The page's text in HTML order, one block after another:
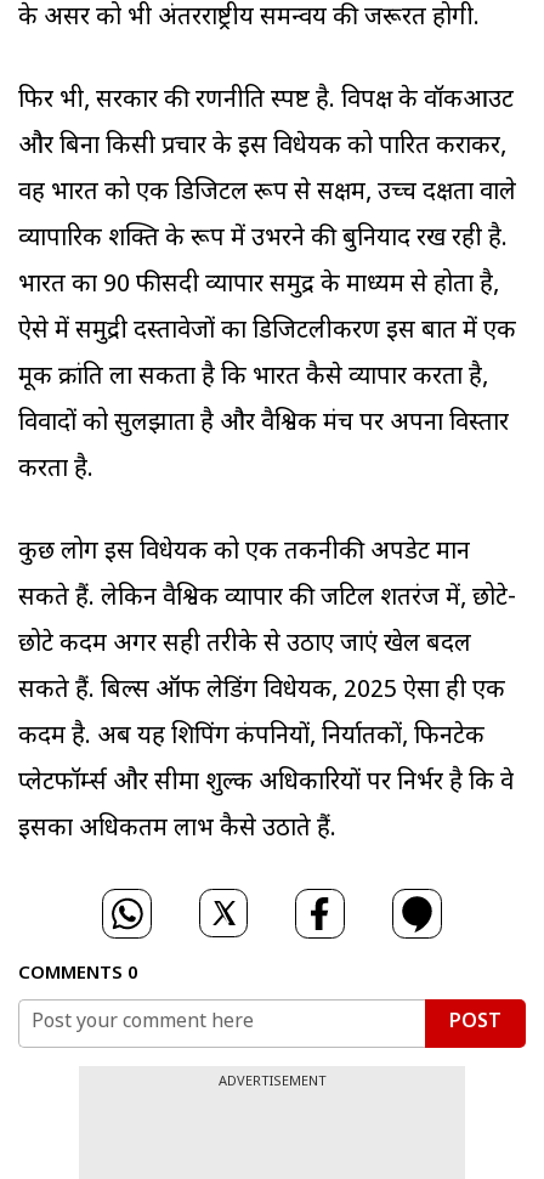
के असर को भी अंतरराष्ट्रीय समन्वय की जरूरत होगी.
फिर भी, सरकार की रणनीति स्पष्ट है. विपक्ष के वॉकआउट
और बिना किसी प्रचार के इस विधेयक को पारित कराकर,
वह भारत को एक डिजिटल रूप से सक्षम, उच्च दक्षता वाले
व्यापारिक शक्ति के रूप में उभरने की बुनियाद रख रही है.
भारत का 90 फीसदी व्यापार समुद्र के माध्यम से होता है,
ऐसे में समुद्री दस्तावेजों का डिजिटलीकरण इस बात में एक
मूक क्रांति ला सकता है कि भारत कैसे व्यापार करता है,
विवादों को सुलझाता है और वैश्विक मंच पर अपना विस्तार
करता है.
कुछ लोग इस विधेयक को एक तकनीकी अपडेट मान
सकते हैं. लेकिन वैश्विक व्यापार की जटिल शतरंज में, छोटे-
छोटे कदम अगर सही तरीके से उठाए जाएं खेल बदल
सकते हैं. बिल्स ऑफ लेडिंग विधेयक, 2025 ऐसा ही एक
कदम है. अब यह शिपिंग कंपनियों, निर्यातकों, फिनटेक
प्लेटफॉर्म्स और सीमा शुल्क अधिकारियों पर निर्भर है कि वे
इसका अधिकतम लाभ कैसे उठाते हैं.
COMMENTS 0
POST
ADVERTISEMENT